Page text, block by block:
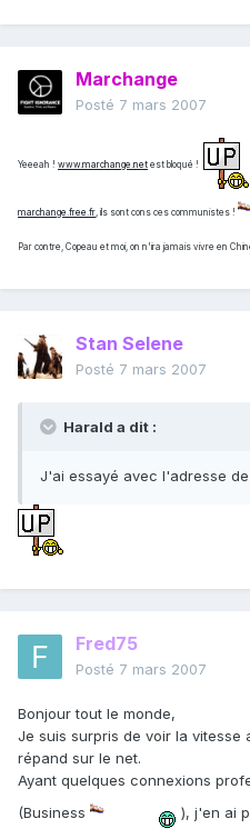
Marchange
Posté 7 mars 2007
Yeeeah ! www.marchange.net est bloqué !
marchange.free.fr, ils sont cons ces communistes !
Par contre, Copeau et moi, on n'ira jamais vivre en
Stan Selene
Posté 7 mars 2007
Harald a dit :
J'ai essayé avec l'adresse
Fred75
Posté 7 mars 2007
Bonjour tout le monde,
Je suis surpris de voir la vitesse
répand sur le net.
Ayant quelques connexions
(Business
), j'en ai